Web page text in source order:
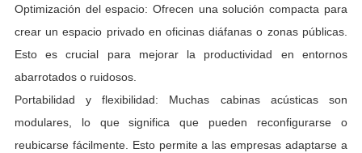
Optimización del espacio: Ofrecen una solución compacta para
crear un espacio privado en oficinas diáfanas o zonas públicas.
Esto es crucial para mejorar la productividad en entornos
abarrotados o ruidosos.
Portabilidad y flexibilidad: Muchas cabinas acústicas son
modulares, lo que significa que pueden reconfigurarse o
reubicarse fácilmente. Esto permite a las empresas adaptarse a